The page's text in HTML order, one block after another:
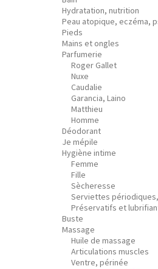
Hydratation, nutrition
Peau atopique, eczéma,
Pieds
Mains et ongles
Parfumerie
Roger Gallet
Nuxe
Caudalie
Garancia, Laino
Matthieu
Homme
Déodorant
Je mépile
Hygiène intime
Femme
Fille
Sècheresse
Serviettes
Préservatifs et
Buste
Massage
Huile de massage
Articulations muscles
Ventre, périnée